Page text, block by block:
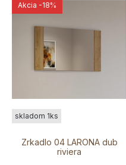
Zrkadlo 04 LARONA dub
riviera
Akcia -18%
skladom 1ks